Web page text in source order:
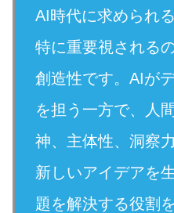
AI時代に求められ
特に重要視される
創造性です。AIが
を担う一方で、人
神、主体性、洞察
新しいアイデアを
題を解決する役割